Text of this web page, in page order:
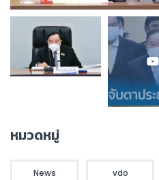
หมวดหมู่
News vdo